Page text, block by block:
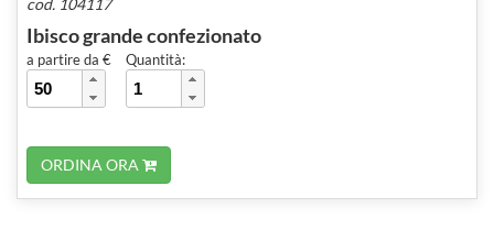
Ibisco grande confezionato
a partire da € Quantità:
ORDINA ORA